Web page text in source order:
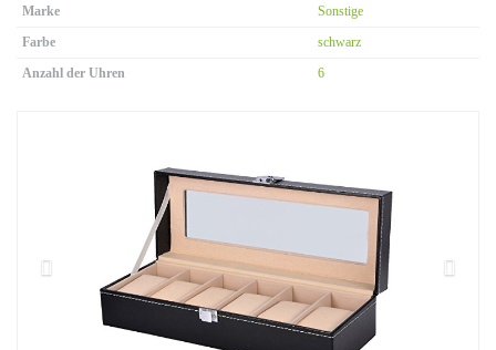
Marke
Sonstige
Farbe
schwarz
Anzahl der Uhren
6